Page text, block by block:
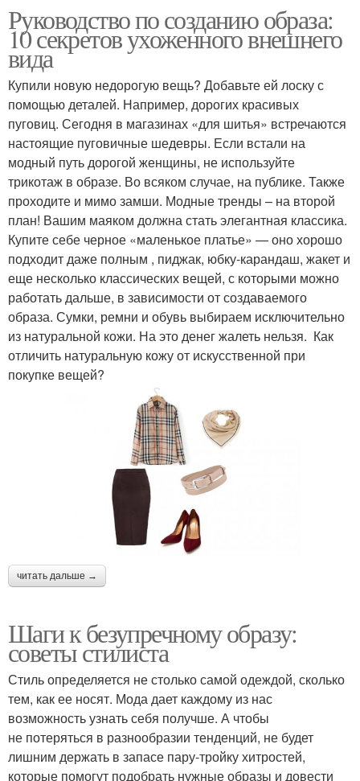
Руководство по созданию образа:
10 секретов ухоженного внешнего
вида
Купили новую недорогую вещь? Добавьте ей лоску с
помощью деталей. Например, дорогих красивых
пуговиц. Сегодня в магазинах «для шитья» встречаются
настоящие пуговичные шедевры. Если встали на
модный путь дорогой женщины, не используйте
трикотаж в образе. Во всяком случае, на публике. Также
проходите и мимо замши. Модные тренды – на второй
план! Вашим маяком должна стать элегантная классика.
Купите себе черное «маленькое платье» — оно хорошо
подходит даже полным , пиджак, юбку-карандаш, жакет и
еще несколько классических вещей, с которыми можно
работать дальше, в зависимости от создаваемого
образа. Сумки, ремни и обувь выбираем исключительно
из натуральной кожи. На это денег жалеть нельзя. Как
отличить натуральную кожу от искусственной при
покупке вещей?
читать дальше →
Шаги к безупречному образу:
советы стилиста
Стиль определяется не столько самой одеждой, сколько
тем, как ее носят. Мода дает каждому из нас
возможность узнать себя получше. А чтобы
не потеряться в разнообразии тенденций, не будет
лишним держать в запасе пару-тройку хитростей,
которые помогут подобрать нужные образы и довести